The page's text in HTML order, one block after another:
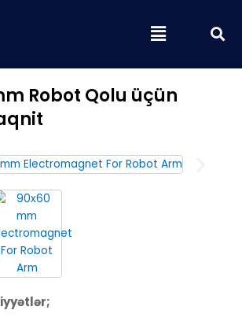
Menu
Robot Qolu üçün